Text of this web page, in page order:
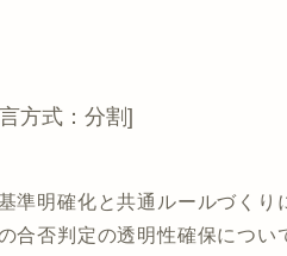
方式：分割]
準明確化と共通ルールづくり
合否判定の透明性確保につい